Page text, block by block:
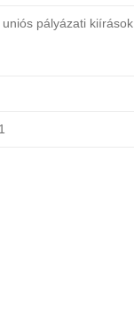
pályázati kiírások